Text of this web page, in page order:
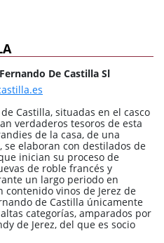
De Castilla Sl
Castilla, situadas en el casco
verdaderos tesoros de esta
de la casa, de una
elaboran con destilados de
inician su proceso de
de roble francés y
un largo periodo en
vinos de Jerez de
de Castilla únicamente
categorías, amparados por
de Jerez, del que es socio